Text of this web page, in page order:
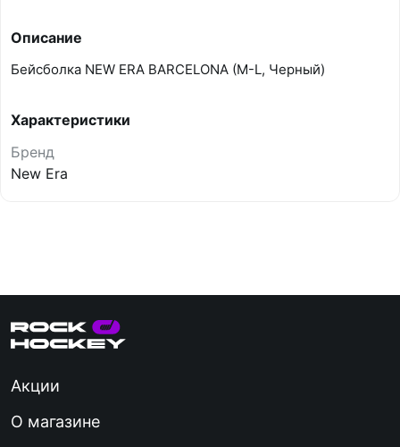
Описание
Бейсболка NEW ERA BARCELONA (M-L, Черный)
Характеристики
Бренд
New Era
Акции
О магазине